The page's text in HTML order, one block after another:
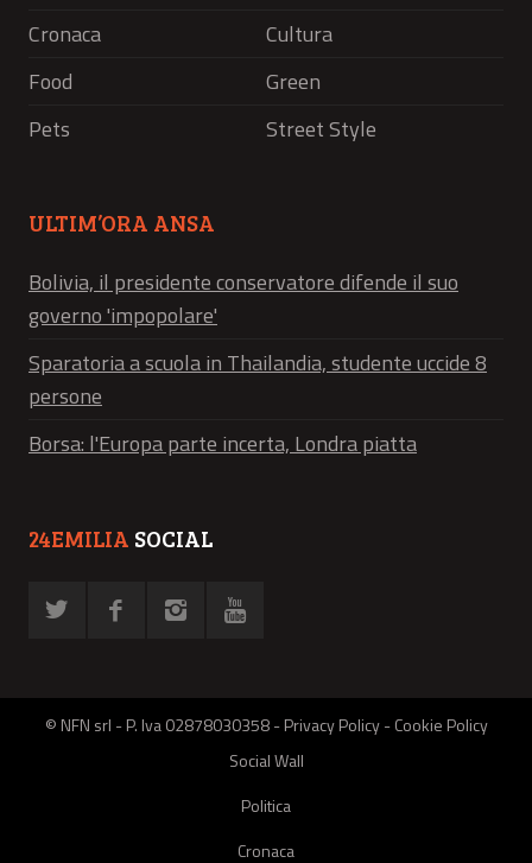
Cronaca
Cultura
Food
Green
Pets
Street Style
ULTIM’ORA ANSA
Bolivia, il presidente conservatore difende il suo
governo 'impopolare'
Sparatoria a scuola in Thailandia, studente uccide 8
persone
Borsa: l'Europa parte incerta, Londra piatta
24EMILIA SOCIAL
© NFN srl - P. Iva 02878030358 -Privacy Policy-Cookie Policy
Social Wall
Politica
Cronaca